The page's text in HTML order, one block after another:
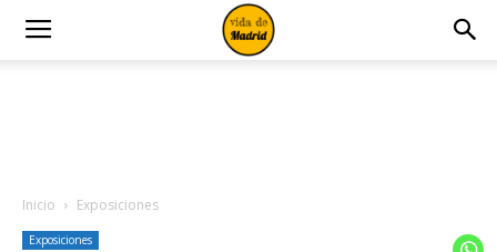
Inicio Exposiciones
Exposiciones